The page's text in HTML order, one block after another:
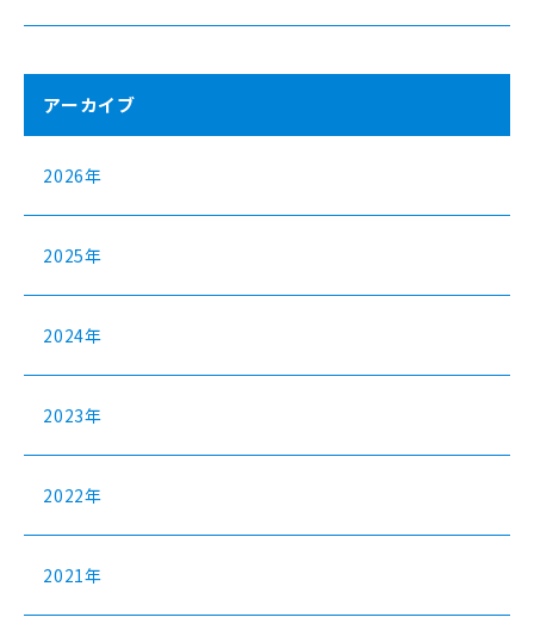
アーカイブ
2026年
2025年
2024年
2023年
2022年
2021年